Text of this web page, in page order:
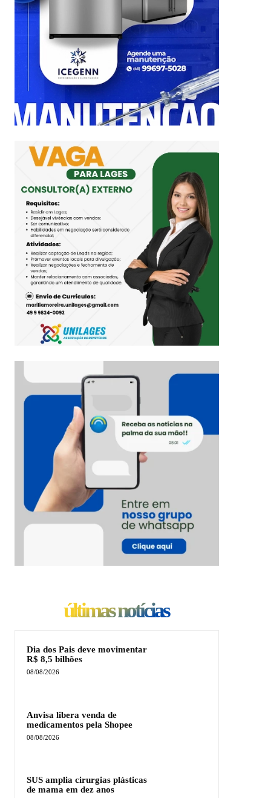
últimas notícias
Dia dos Pais deve movimentar
R$ 8,5 bilhões
08/08/2026
Anvisa libera venda de
medicamentos pela Shopee
08/08/2026
SUS amplia cirurgias plásticas
de mama em dez anos